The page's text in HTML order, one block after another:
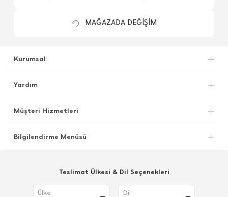
MAĞAZADA DEĞİŞİM
Kurumsal
Yardım
Müşteri Hizmetleri
Bilgilendirme Menüsü
Teslimat Ülkesi & Dil Seçenekleri
Ülke Dil